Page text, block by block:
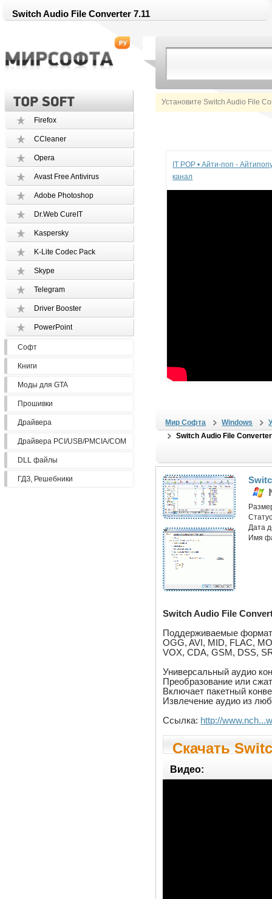
Switch Audio File Converter 7.11
Установите Switch Audio File
Firefox
CCleaner
Opera
Avast Free Antivirus
Adobe Photoshop
Dr.Web CureIT
Kaspersky
K-Lite Codec Pack
Skype
Telegram
Driver Booster
PowerPoint
Софт
Книги
Моды для GTA
Прошивки
Драйвера
Драйвера PCI/USB/PMCIA/COM
DLL файлы
ГДЗ, Решебники
IT POP • Айти-поп -
канал
Мир Софта Windows
Switch Audio File
Дата
Имя
Switch Audio File
Поддерживаемые
OGG, AVI, MID, FLAC,
VOX, CDA, GSM, DSS,
Универсальный аудио
Преобразование или
Включает пакетный
Извлечение аудио из
Ссылка: http://
Скачать
Видео: